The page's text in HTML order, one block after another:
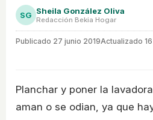
SG Sheila González Oliva
Redacción Bekia Hogar
Publicado 27 junio 2019Actualizado
Planchar y poner la lavadora
aman o se odian, ya que